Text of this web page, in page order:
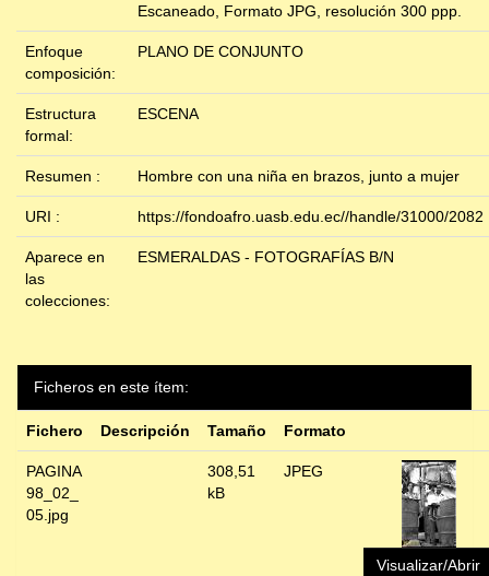
Escaneado, Formato JPG, resolución 300 ppp.
Enfoque
composición:
PLANO DE CONJUNTO
Estructura
formal:
ESCENA
Resumen : Hombre con una niña en brazos, junto a mujer
URI : https://fondoafro.uasb.edu.ec//handle/31000/2082
Aparece en
las
colecciones:
ESMERALDAS - FOTOGRAFÍAS B/N
Ficheros en este ítem:
Fichero Descripción Tamaño Formato
PAGINA
98_02_
05.jpg
308,51
kB
JPEG
Visualizar/Abrir